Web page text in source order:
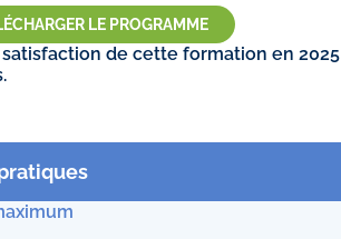
LE PROGRAMME
de cette formation en 2025